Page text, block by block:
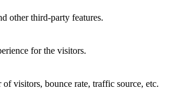
other third-party features.
for the visitors.
visitors, bounce rate, traffic source, etc.